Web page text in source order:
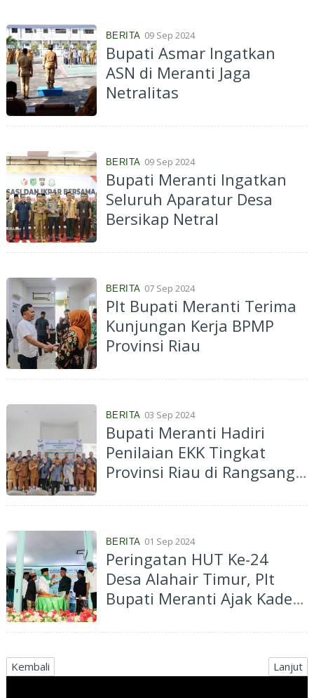
BERITA 09 Sep 2024
Bupati Asmar Ingatkan
ASN di Meranti Jaga
Netralitas
BERITA 09 Sep 2024
Bupati Meranti Ingatkan
Seluruh Aparatur Desa
Bersikap Netral
BERITA 07 Sep 2024
Plt Bupati Meranti Terima
Kunjungan Kerja BPMP
Provinsi Riau
BERITA 03 Sep 2024
Bupati Meranti Hadiri
Penilaian EKK Tingkat
Provinsi Riau di Rangsang
BERITA 01 Sep 2024
Peringatan HUT Ke-24
Desa Alahair Timur, Plt
Bupati Meranti Ajak Kades
Kembali Lanjut